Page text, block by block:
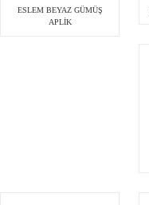
ESLEM BEYAZ GÜMÜŞ
APLİK